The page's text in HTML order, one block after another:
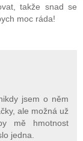
takže snad se
moc ráda!
jsem o něm
ale možná už
mě hmotnost
jedna.